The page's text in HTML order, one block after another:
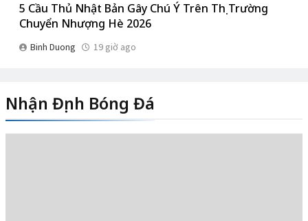
5 Cầu Thủ Nhật Bản Gây Chú Ý Trên Thị Trường
Chuyển Nhượng Hè 2026
Binh Duong 19 giờ ago
Nhận Định Bóng Đá